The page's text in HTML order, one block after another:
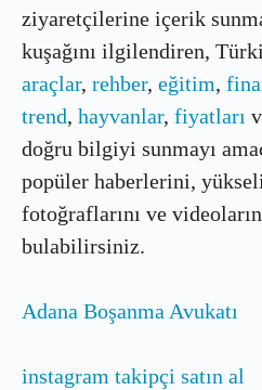
ziyaretçilerine içerik
kuşağını ilgilendiren,
araçlar, rehber, eğitim,
trend, hayvanlar, fiyatları
doğru bilgiyi sunmayı
popüler haberlerini,
fotoğraflarını ve
bulabilirsiniz.
Adana Boşanma Avukatı
instagram takipçi satın al